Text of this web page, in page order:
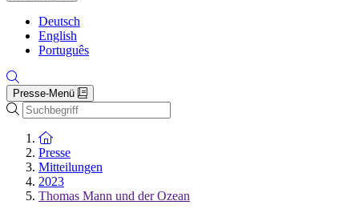
Deutsch
English
Português
Presse-Menü
Suche
Zur Startseite
Presse
Mitteilungen
2023
Thomas Mann und der Ozean